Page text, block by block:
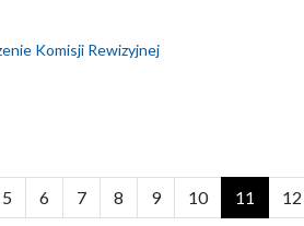
Komisji Rewizyjnej
5 6 7 8 9 10 11 12